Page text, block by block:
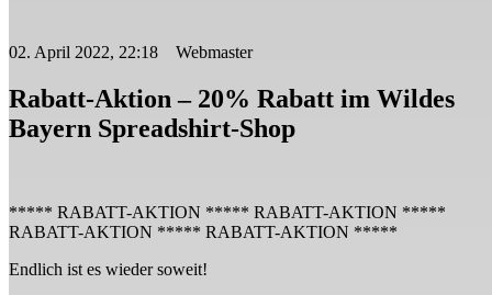
02. April 2022, 22:18 Webmaster
Rabatt-Aktion – 20% Rabatt im Wildes
Bayern Spreadshirt-Shop
***** RABATT-AKTION ***** RABATT-AKTION *****
RABATT-AKTION ***** RABATT-AKTION *****
Endlich ist es wieder soweit!